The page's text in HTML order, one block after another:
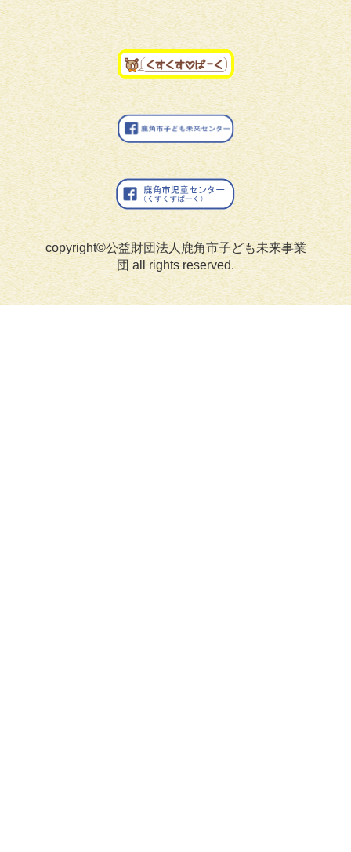
copyright©公益財団法人鹿角市子ども未来事業
団 all rights reserved.